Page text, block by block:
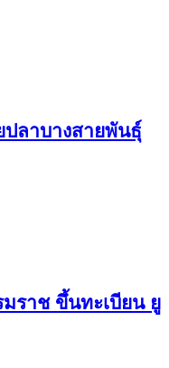
ลาบางสายพันธ์ุ
ราช ขึ้นทะเบียน ยู